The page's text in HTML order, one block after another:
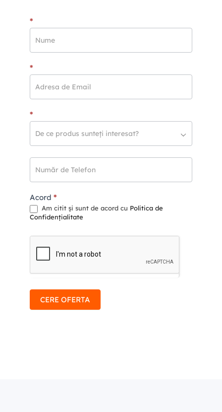
PROMO
*
*
*
Acord *
Am citit și sunt de acord cu Politica de
Confidențialitate
CERE OFERTA